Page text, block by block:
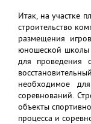
Итак, на участке
строительство
размещения
юношеской школы
для проведения
необходимое
соревнований.
объекты
процесса и